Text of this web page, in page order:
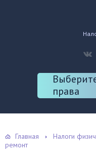
права
Главная Налоги
ремонт